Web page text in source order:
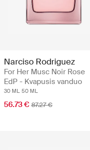
Narciso Rodriguez
For Her Musc Noir Rose
EdP - Kvapusis vanduo
30 ML 50 ML
56.73 € 87.27 €